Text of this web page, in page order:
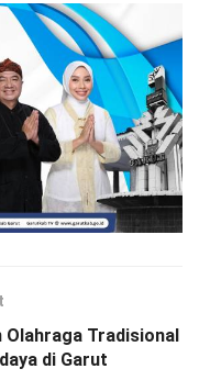
Tradisional
di Garut